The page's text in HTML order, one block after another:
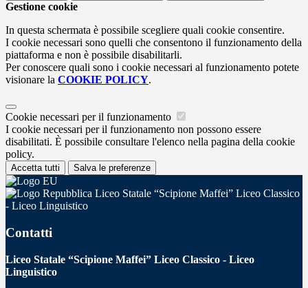
Gestione cookie
In questa schermata è possibile scegliere quali cookie consentire.
I cookie necessari sono quelli che consentono il funzionamento della
piattaforma e non è possibile disabilitarli.
Per conoscere quali sono i cookie necessari al funzionamento potete
visionare la COOKIE POLICY.
Cookie necessari per il funzionamento
I cookie necessari per il funzionamento non possono essere
disabilitati. È possibile consultare l'elenco nella pagina della cookie
policy.
Accetta tutti Salva le preferenze
Liceo Statale “Scipione Maffei” Liceo Classico
- Liceo Linguistico
Contatti
Liceo Statale “Scipione Maffei” Liceo Classico - Liceo
Linguistico